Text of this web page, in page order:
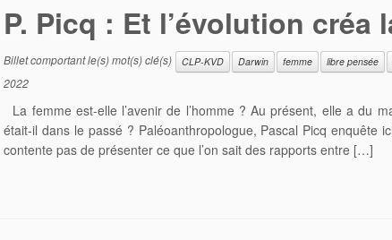
P. Picq : Et l’évolution créa
Billet comportant le(s) mot(s) clé(s) CLP-KVD Darwin femme libre pensée
2022
La femme est-elle l’avenir de l’homme ? Au présent, elle a du
était-il dans le passé ? Paléoanthropologue, Pascal Picq enquête
contente pas de présenter ce que l’on sait des rapports entre […]